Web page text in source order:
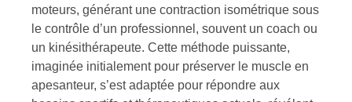
moteurs, générant une contraction isométrique sous
le contrôle d’un professionnel, souvent un coach ou
un kinésithérapeute. Cette méthode puissante,
imaginée initialement pour préserver le muscle en
apesanteur, s’est adaptée pour répondre aux